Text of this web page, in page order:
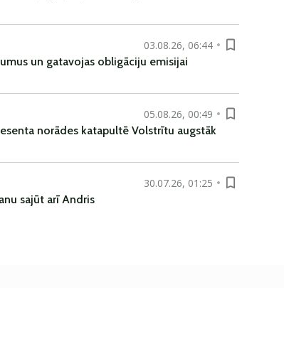
03.08.26, 06:44
un gatavojas obligāciju emisijai
05.08.26, 00:49
norādes katapultē Volstrītu augstāk
30.07.26, 01:25
sajūt arī Andris